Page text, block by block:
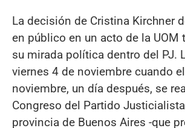
La decisión de Cristina Kirchner
en público en un acto de la UOM
su mirada política dentro del PJ.
viernes 4 de noviembre cuando
noviembre, un día después, se
Congreso del Partido
provincia de Buenos Aires -que